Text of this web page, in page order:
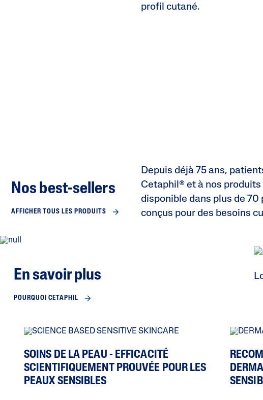
profil cutané.
Depuis déjà 75 ans,
Cetaphil® et à nos
disponible dans plus de
conçus pour des besoins
Nos best-sellers
AFFICHER TOUS LES PRODUITS
En savoir plus
POURQUOI CETAPHIL
SOINS DE LA PEAU - EFFICACITÉ
SCIENTIFIQUEMENT PROUVÉE POUR LES
PEAUX SENSIBLES